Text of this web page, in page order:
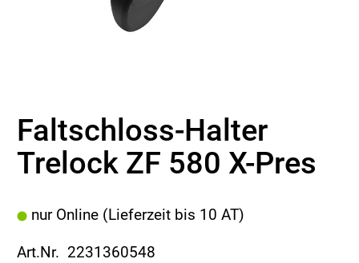
Faltschloss-Halter
Trelock ZF 580 X-Pres
nur Online (Lieferzeit bis 10 AT)
Art.Nr. 2231360548